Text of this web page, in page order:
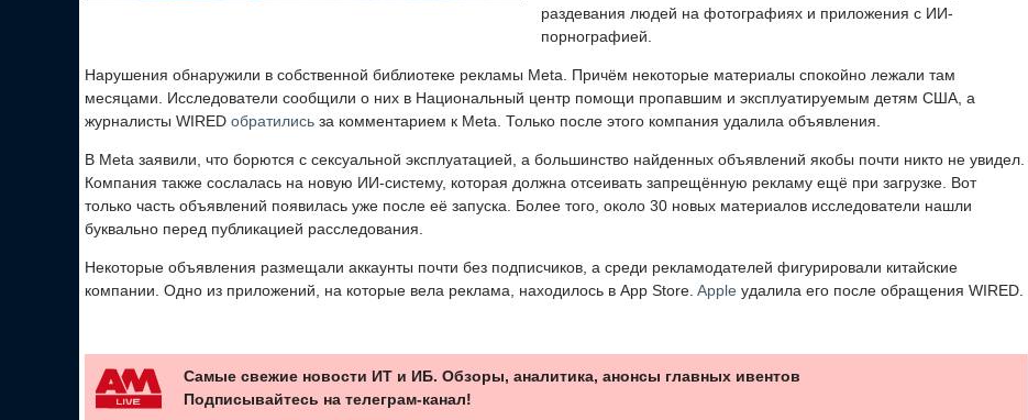
раздевания людей на фотографиях и приложения с ИИ-
порнографией.
Нарушения обнаружили в собственной библиотеке рекламы Meta. Причём некоторые материалы спокойно лежали там
месяцами. Исследователи сообщили о них в Национальный центр помощи пропавшим и эксплуатируемым детям США, а
журналисты WIRED обратились за комментарием к Meta. Только после этого компания удалила объявления.
В Meta заявили, что борются с сексуальной эксплуатацией, а большинство найденных объявлений якобы почти никто не увидел.
Компания также сослалась на новую ИИ-систему, которая должна отсеивать запрещённую рекламу ещё при загрузке. Вот
только часть объявлений появилась уже после её запуска. Более того, около 30 новых материалов исследователи нашли
буквально перед публикацией расследования.
Некоторые объявления размещали аккаунты почти без подписчиков, а среди рекламодателей фигурировали китайские
компании. Одно из приложений, на которые вела реклама, находилось в App Store. Apple удалила его после обращения WIRED.
Самые свежие новости ИТ и ИБ. Обзоры, аналитика, анонсы главных ивентов
Подписывайтесь на телеграм-канал!